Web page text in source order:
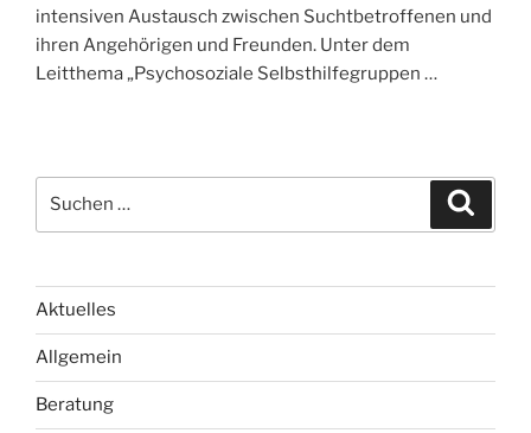
intensiven Austausch zwischen Suchtbetroffenen und
ihren Angehörigen und Freunden. Unter dem
Leitthema „Psychosoziale Selbsthilfegruppen …
e
n
n
a
c
c
Aktuelles
Allgemein
Beratung